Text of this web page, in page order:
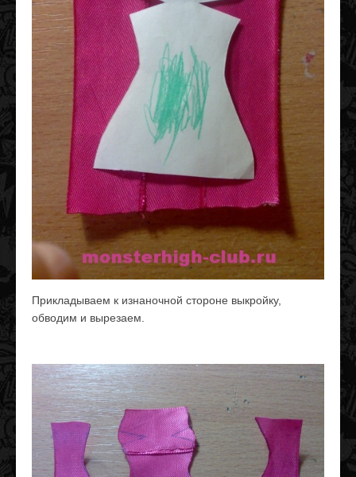
Прикладываем к изнаночной стороне выкройку,
обводим и вырезаем.